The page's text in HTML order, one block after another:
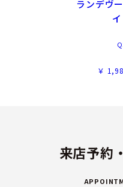
ランデヴ
￥
来店予約